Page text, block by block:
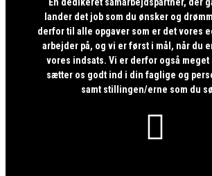
lander det job som du ønsker og
derfor til alle opgaver som er det vores
arbejder på, og vi er først i mål, når du
vores indsats. Vi er derfor også
sætter os godt ind i din faglige og
samt stillingen/erne som du
